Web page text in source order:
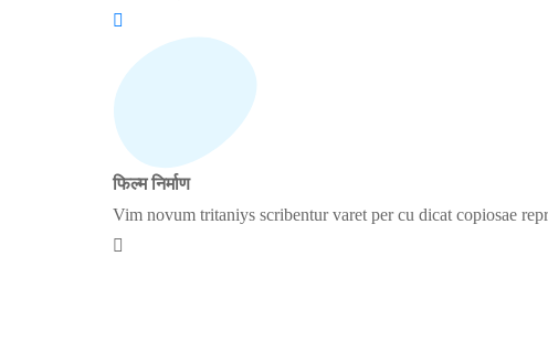
फिल्म निर्माण
Vim novum tritaniys scribentur varet per cu dicat copiosae